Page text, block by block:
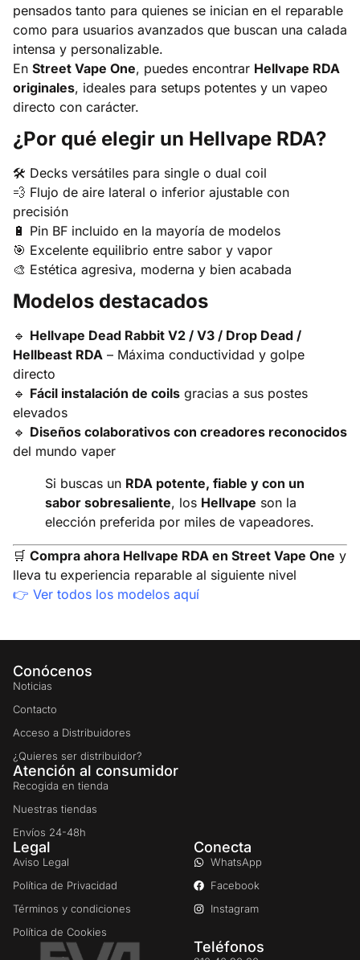
pensados tanto para quienes se inician en el reparable
como para usuarios avanzados que buscan una calada
intensa y personalizable.
En Street Vape One, puedes encontrar Hellvape RDA
originales, ideales para setups potentes y un vapeo
directo con carácter.
¿Por qué elegir un Hellvape RDA?
🛠️ Decks versátiles para single o dual coil
💨 Flujo de aire lateral o inferior ajustable con
precisión
🔋 Pin BF incluido en la mayoría de modelos
🎯 Excelente equilibrio entre sabor y vapor
🎨 Estética agresiva, moderna y bien acabada
Modelos destacados
🔹 Hellvape Dead Rabbit V2 / V3 / Drop Dead /
Hellbeast RDA – Máxima conductividad y golpe
directo
🔹 Fácil instalación de coils gracias a sus postes
elevados
🔹 Diseños colaborativos con creadores reconocidos
del mundo vaper
Si buscas un RDA potente, fiable y con un
sabor sobresaliente, los Hellvape son la
elección preferida por miles de vapeadores.
🛒 Compra ahora Hellvape RDA en Street Vape One y
lleva tu experiencia reparable al siguiente nivel
👉 Ver todos los modelos aquí
Conócenos
Noticias
Contacto
Acceso a Distribuidores
¿Quieres ser distribuidor?
Atención al consumidor
Recogida en tienda
Nuestras tiendas
Envíos 24-48h
Legal
Aviso Legal
Política de Privacidad
Términos y condiciones
Política de Cookies
Conecta
WhatsApp
Facebook
Instagram
Teléfonos